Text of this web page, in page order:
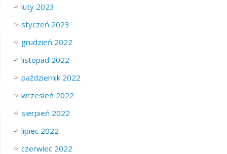
luty 2023
styczeń 2023
grudzień 2022
listopad 2022
październik 2022
wrzesień 2022
sierpień 2022
lipiec 2022
czerwiec 2022